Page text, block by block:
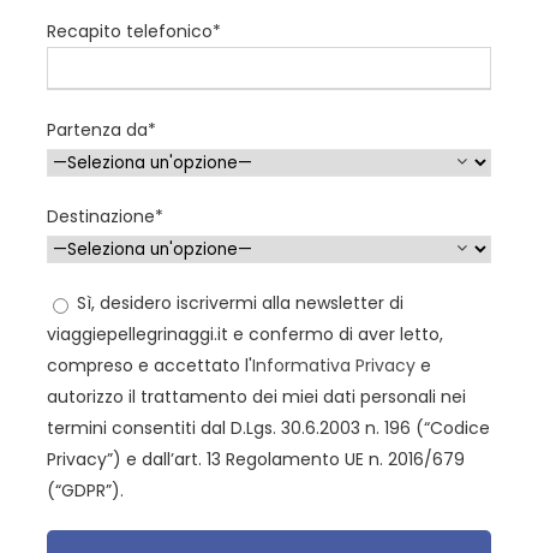
Recapito telefonico*
Partenza da*
Destinazione*
Sì, desidero iscrivermi alla newsletter di
viaggiepellegrinaggi.it e confermo di aver letto,
compreso e accettato l'Informativa Privacy e
autorizzo il trattamento dei miei dati personali nei
termini consentiti dal D.Lgs. 30.6.2003 n. 196 (“Codice
Privacy”) e dall’art. 13 Regolamento UE n. 2016/679
(“GDPR”).
Foto